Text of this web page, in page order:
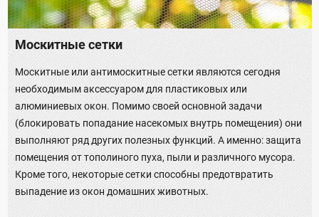
Москитные сетки
Москитные или антимоскитные сетки являются сегодня
необходимым аксессуаром для пластиковых или
алюминиевых окон. Помимо своей основной задачи
(блокировать попадание насекомых внутрь помещения) они
выполняют ряд других полезных функций. А именно: защита
помещения от тополиного пуха, пыли и различного мусора.
Кроме того, некоторые сетки способны предотвратить
выпадение из окон домашних животных.